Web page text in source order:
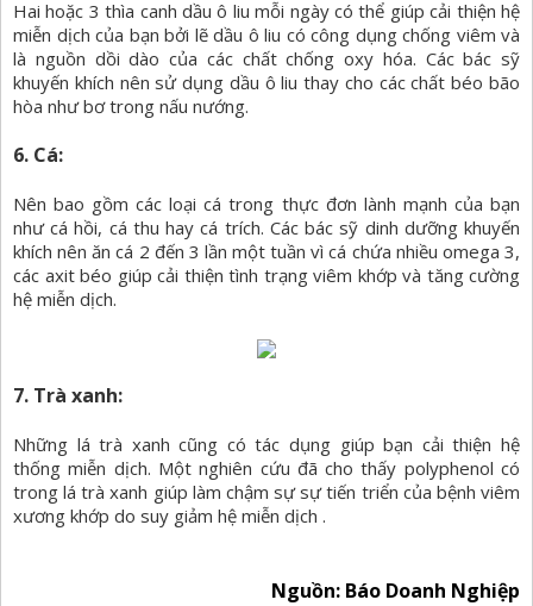
Hai hoặc 3 thìa canh dầu ô liu mỗi ngày có thể giúp cải thiện hệ
miễn dịch của bạn bởi lẽ dầu ô liu có công dụng chống viêm và
là nguồn dồi dào của các chất chống oxy hóa. Các bác sỹ
khuyến khích nên sử dụng dầu ô liu thay cho các chất béo bão
hòa như bơ trong nấu nướng.
6. Cá:
Nên bao gồm các loại cá trong thực đơn lành mạnh của bạn
như cá hồi, cá thu hay cá trích. Các bác sỹ dinh dưỡng khuyến
khích nên ăn cá 2 đến 3 lần một tuần vì cá chứa nhiều omega 3,
các axit béo giúp cải thiện tình trạng viêm khớp và tăng cường
hệ miễn dịch.
7. Trà xanh:
Những lá trà xanh cũng có tác dụng giúp bạn cải thiện hệ
thống miễn dịch. Một nghiên cứu đã cho thấy polyphenol có
trong lá trà xanh giúp làm chậm sự sự tiến triển của bệnh viêm
xương khớp do suy giảm hệ miễn dịch .
Nguồn: Báo Doanh Nghiệp